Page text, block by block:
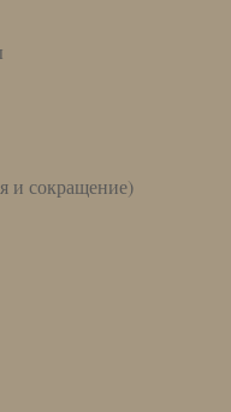
и сокращение)